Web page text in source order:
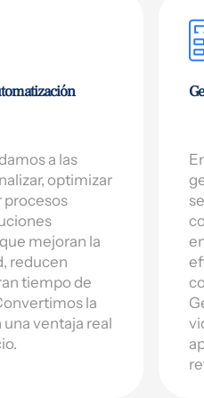
a las
optimizar
procesos
mejoran la
reducen
tiempo de
la
ventaja real